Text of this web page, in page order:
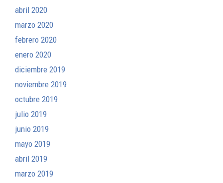
abril 2020
marzo 2020
febrero 2020
enero 2020
diciembre 2019
noviembre 2019
octubre 2019
julio 2019
junio 2019
mayo 2019
abril 2019
marzo 2019